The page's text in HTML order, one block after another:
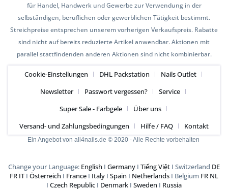
für Handel, Handwerk und Gewerbe zur Verwendung in der
selbständigen, beruflichen oder gewerblichen Tätigkeit bestimmt.
Streichpreise entsprechen unserem vorherigen Verkaufspreis. Rabatte
sind nicht auf bereits reduzierte Artikel anwendbar. Aktionen mit
parallel stattfindenden anderen Aktionen sind nicht kombinierbar.
Cookie-Einstellungen DHL Packstation
Nails Outlet
Newsletter
Passwort vergessen?
Service
Super Sale - Farbgele
Über uns
Versand- und Zahlungsbedingungen
Hilfe / FAQ Kontakt
Ein Angebot von all4nails.de © 2020 - Alle Rechte vorbehalten
Change your Language: English I Germany I Tiếng Việt I Switzerland DE
FR IT I Österreich I France I Italy I Spain I Netherlands I Belgium FR NL
I Czech Republic I Denmark I Sweden I Russia